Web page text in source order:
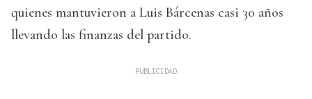
quienes mantuvieron a Luis Bárcenas casi 30 años
llevando las finanzas del partido.